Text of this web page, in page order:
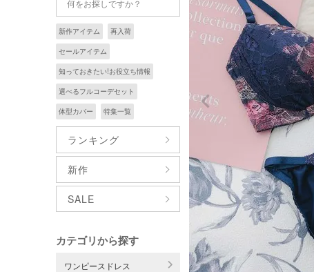
新作アイテム 再入荷
セールアイテム
知っておきたい!お役立ち情報
選べるフルコーデセット
体型カバー 特集一覧
ランキング
新作
SALE
カテゴリから探す
ワンピースドレス